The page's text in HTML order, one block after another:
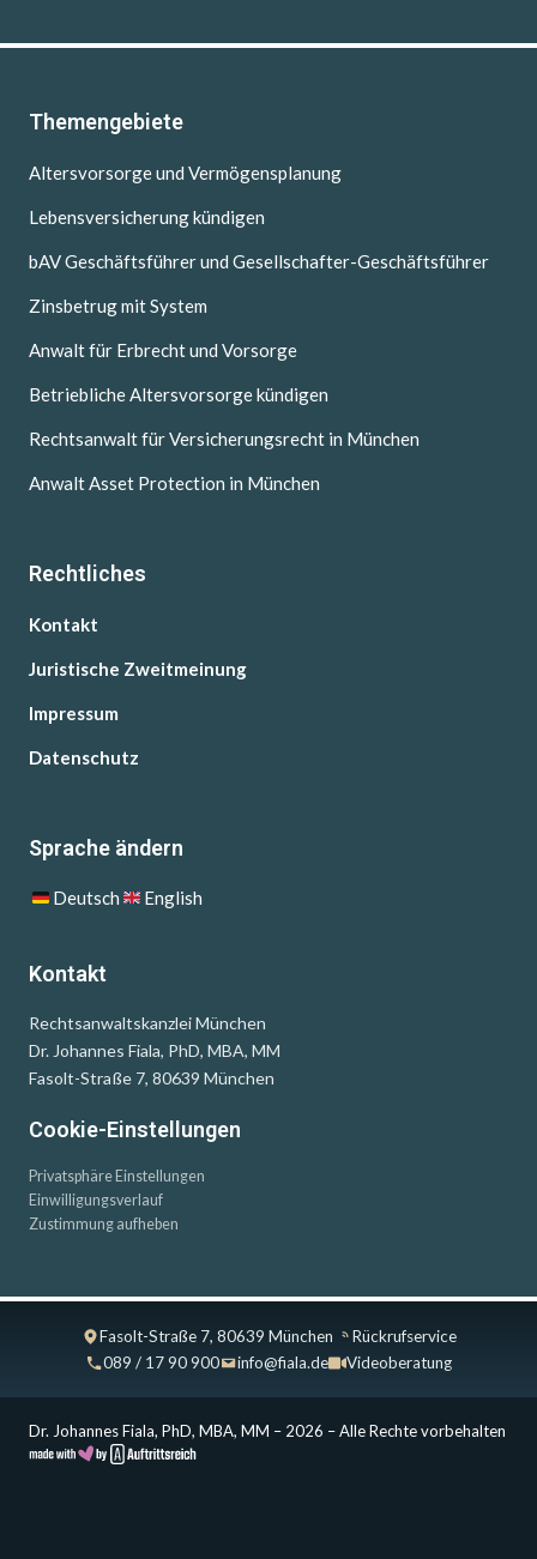
Themengebiete
Altersvorsorge und Vermögensplanung
Lebensversicherung kündigen
bAV Geschäftsführer und Gesellschafter-Geschäftsführer
Zinsbetrug mit System
Anwalt für Erbrecht und Vorsorge
Betriebliche Altersvorsorge kündigen
Rechtsanwalt für Versicherungsrecht in München
Anwalt Asset Protection in München
Rechtliches
Kontakt
Juristische Zweitmeinung
Impressum
Datenschutz
Sprache ändern
Deutsch English
Kontakt
Rechtsanwaltskanzlei München
Dr. Johannes Fiala, PhD, MBA, MM
Fasolt-Straße 7, 80639 München
Cookie-Einstellungen
Privatsphäre Einstellungen
Einwilligungsverlauf
Zustimmung aufheben
Fasolt-Straße 7, 80639 München
Rückrufservice
089 / 17 90 900
info@fiala.de Videoberatung
Dr. Johannes Fiala, PhD, MBA, MM – 2026 – Alle Rechte vorbehalten